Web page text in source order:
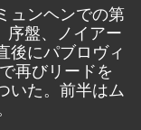
ュンヘンでの第
序盤、ノイアー
後にパブロヴィ
再びリードを
いた。前半はム